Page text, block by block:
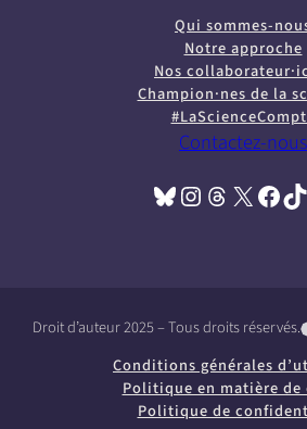
Qui sommes-
Notre approche
Nos
Champion·nes de la
Contactez-nous
Bluesky(opens in a new tab) Instagram
(opens in a new tab) Threads(opens in a new tab) X(opens in a new tab) Facebook(opens in a new tab) TikTok(opens in a new tab)
Droit d’auteur 2025 – Tous droits réservés.(
o
p
e
n
(
o
p
e
n
(
o
p
e
n
Conditions générales
Politique en matière de
Politique de